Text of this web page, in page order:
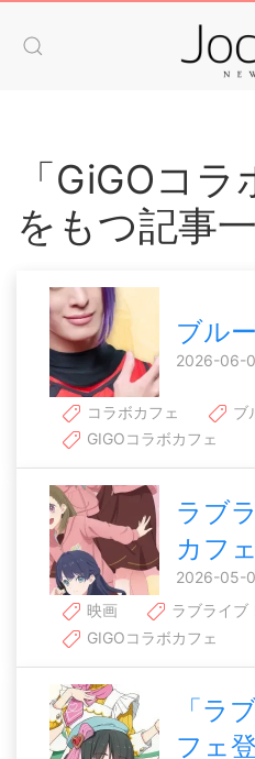
「GiGOコラ
をもつ記事
ブル
2026-06-
コラボカフェ
ブ
GIGOコラボカフェ
ラブ
カフェ
2026-05-
映画
ラブライブ
GIGOコラボカフェ
「ラ
フェ